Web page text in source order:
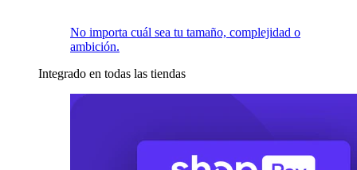
No importa cuál sea tu tamaño, complejidad o
ambición.
Integrado en todas las tiendas